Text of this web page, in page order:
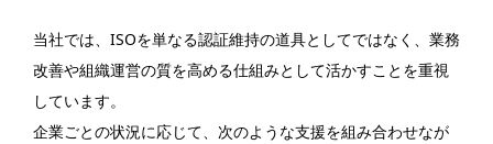
当社では、ISOを単なる認証維持の道具としてではなく、業務
改善や組織運営の質を高める仕組みとして活かすことを重視
しています。
企業ごとの状況に応じて、次のような支援を組み合わせなが